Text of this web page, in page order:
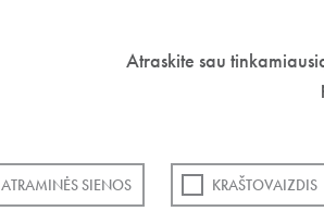
Atraskite sau
ATRAMINĖS SIENOS KRAŠTOVAIZDIS